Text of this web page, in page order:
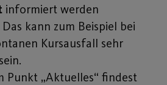
informiert werden
kann zum Beispiel bei
Kursausfall sehr
Punkt „Aktuelles“ findest